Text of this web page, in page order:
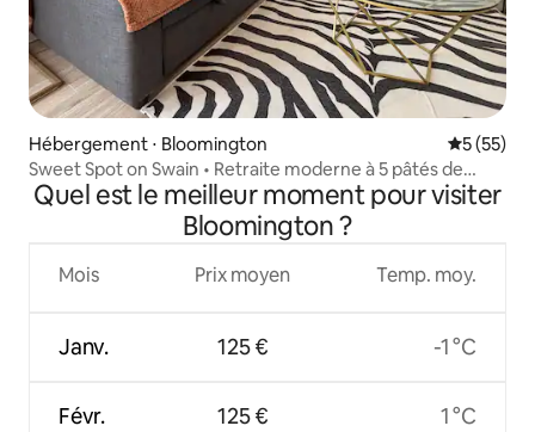
Hébergement ⋅ Bloomington
5 (55)
Sweet Spot on Swain • Retraite moderne à 5 pâtés de
maisons de l'IU
Quel est le meilleur moment pour visiter
Bloomington ?
Mois
Janv.
Févr.
Prix moyen
125 €
125 €
Temp. moy.
-1 °C
1 °C